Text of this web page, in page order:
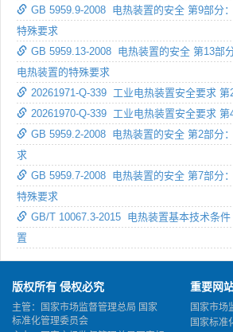
GB 5959.9-2008 电热装置的安全 第9部分
特殊要求
GB 5959.13-2008 电热装置的安全 第13部
电热装置的特殊要求
20261971-Q-339 工业电热装置安全要求
20261970-Q-339 工业电热装置安全要求
GB 5959.2-2008 电热装置的安全 第2部分
求
GB 5959.7-2008 电热装置的安全 第7部分
特殊要求
GB/T 10067.3-2015 电热装置基本技术条
置
版权所有 侵权必究
主管：国家市场监督管理总局 国家
标准化管理委员会
重要网
国家市场
国家标准